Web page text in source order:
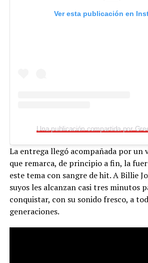
Ver esta publicación en
La entrega llegó acompañada por un
que remarca, de principio a fin, la
este tema con sangre de hit. A Billie
suyos les alcanzan casi tres minutos
conquistar, con su sonido fresco, a
generaciones.